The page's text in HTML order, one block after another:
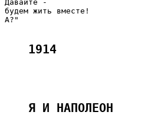
Давайте -
будем жить вместе!
А?"
1914
Я И НАПОЛЕОН